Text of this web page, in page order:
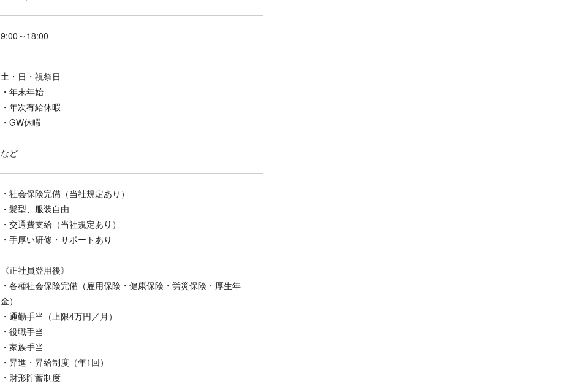
9:00～18:00
土・日・祝祭日
・年末年始
・年次有給休暇
・GW休暇
など
・社会保険完備（当社規定あり）
・髪型、服装自由
・交通費支給（当社規定あり）
・手厚い研修・サポートあり
《正社員登用後》
・各種社会保険完備（雇用保険・健康保険・労災保険・厚生年
金）
・通勤手当（上限4万円／月）
・役職手当
・家族手当
・昇進・昇給制度（年1回）
・財形貯蓄制度